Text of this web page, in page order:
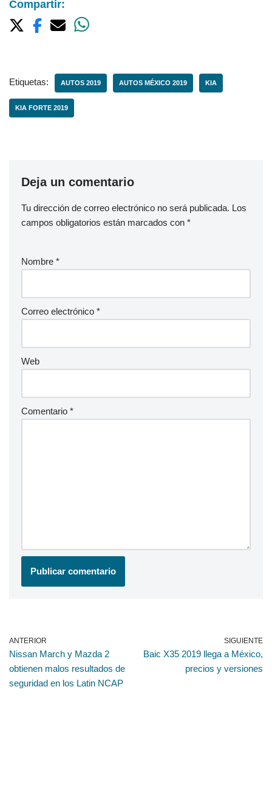
Compartir:
Etiquetas: AUTOS 2019 AUTOS MÉXICO 2019 KIA
KIA FORTE 2019
Deja un comentario
Tu dirección de correo electrónico no será publicada. Los
campos obligatorios están marcados con *
Nombre *
Correo electrónico *
Web
Comentario *
ANTERIOR
Nissan March y Mazda 2
obtienen malos resultados de
seguridad en los Latin NCAP
SIGUIENTE
Baic X35 2019 llega a México,
precios y versiones